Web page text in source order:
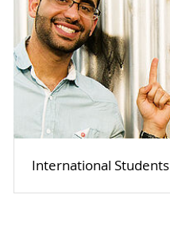
International Students